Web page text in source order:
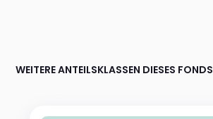
WEITERE ANTEILSKLASSEN DIESES FONDS